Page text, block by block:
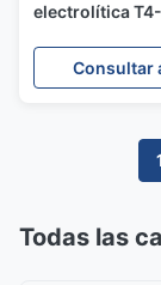
electrolítica T4-
resistentes a la
corrosión,
Consultar
Todas las